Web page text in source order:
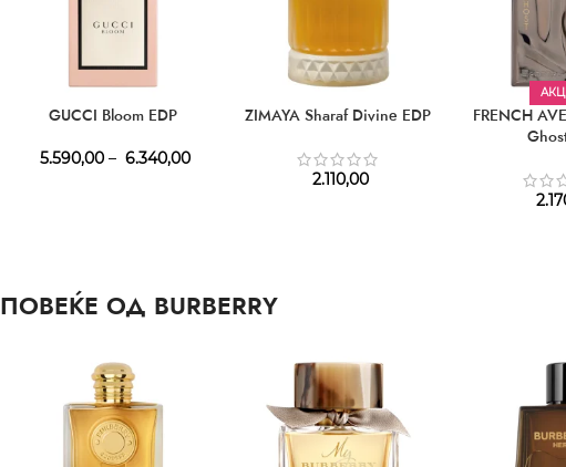
GUCCI Bloom EDP
5.590,00 – 6.340,00
ZIMAYA Sharaf Divine EDP
2.110,00
FRENCH
ПОВЕЌЕ ОД BURBERRY